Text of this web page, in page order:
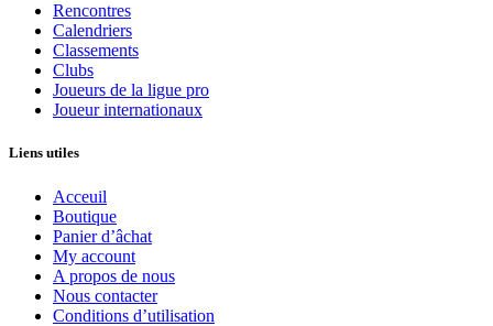
Rencontres
Calendriers
Classements
Clubs
Joueurs de la ligue pro
Joueur internationaux
Liens utiles
Acceuil
Boutique
Panier d’âchat
My account
A propos de nous
Nous contacter
Conditions d’utilisation